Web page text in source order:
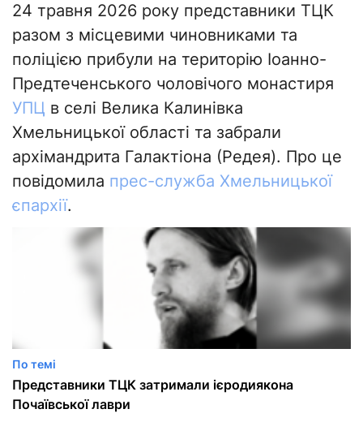
24 травня 2026 року представники ТЦК
разом з місцевими чиновниками та
поліцією прибули на територію Іоанно-
Предтеченського чоловічого монастиря
УПЦ в селі Велика Калинівка
Хмельницької області та забрали
архімандрита Галактіона (Редея). Про це
повідомила прес-служба Хмельницької
єпархії.
По темі
Представники ТЦК затримали ієродиякона
Почаївської лаври